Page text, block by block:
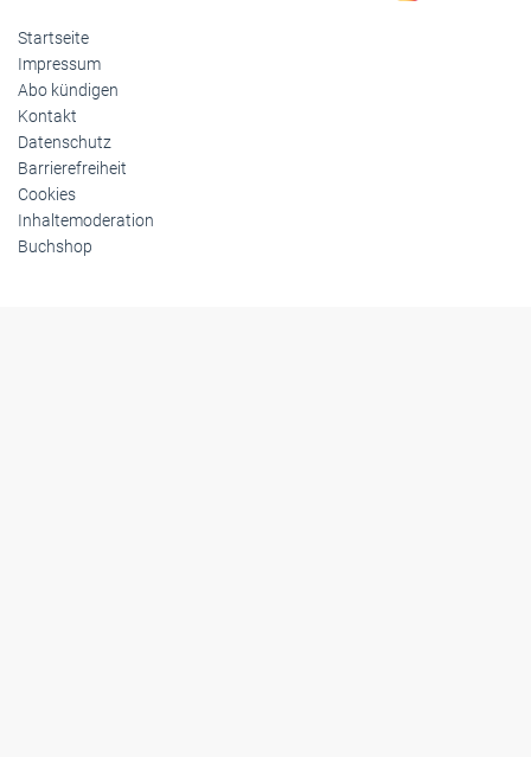
Startseite
Impressum
Abo kündigen
Kontakt
Datenschutz
Barrierefreiheit
Cookies
Inhaltemoderation
Buchshop